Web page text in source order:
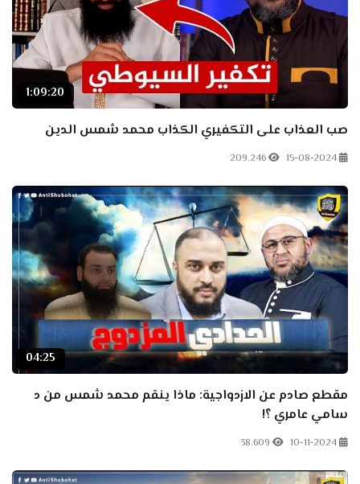
1:09:20
صب العذاب على التكفيري الكذاب محمد شمس الدين
15-08-2024
209.246
04:25
مقطع صادم عن الازدواجية: ماذا ينقم محمد شمس من د
سامي عامري ؟!
10-11-2024
38.609